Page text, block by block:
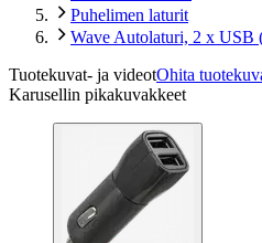
Puhelimen laturit
Wave Autolaturi, 2 x USB
Tuotekuvat- ja videotOhita
Karusellin pikakuvakkeet